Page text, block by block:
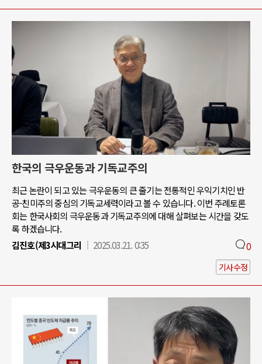
한국의 극우운동과 기독교주의
최근 논란이 되고 있는 극우운동의 큰 줄기는 전통적인 우익기치인 반
공-친미주의 중심의 기독교세력이라고 볼 수 있습니다. 이번 주례토론
회는 한국사회의 극우운동과 기독교주의에 대해 살펴보는 시간을 갖도
록 하겠습니다.
김진호(제3시대그리
2025.03.21. 0:35 0
기사수정